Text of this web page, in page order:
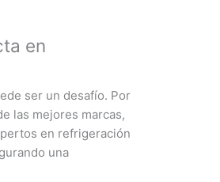
en
ser un desafío. Por
las mejores marcas,
en refrigeración
una